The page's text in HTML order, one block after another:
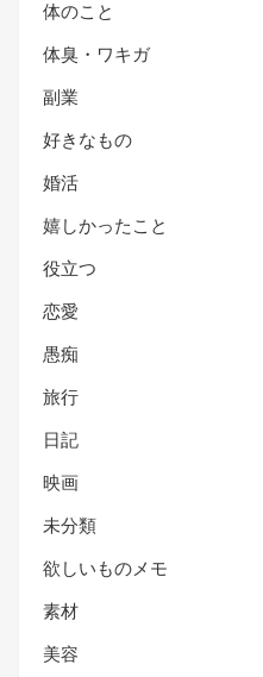
体のこと
体臭・ワキガ
副業
好きなもの
婚活
嬉しかったこと
役立つ
恋愛
愚痴
旅行
日記
映画
未分類
欲しいものメモ
素材
美容